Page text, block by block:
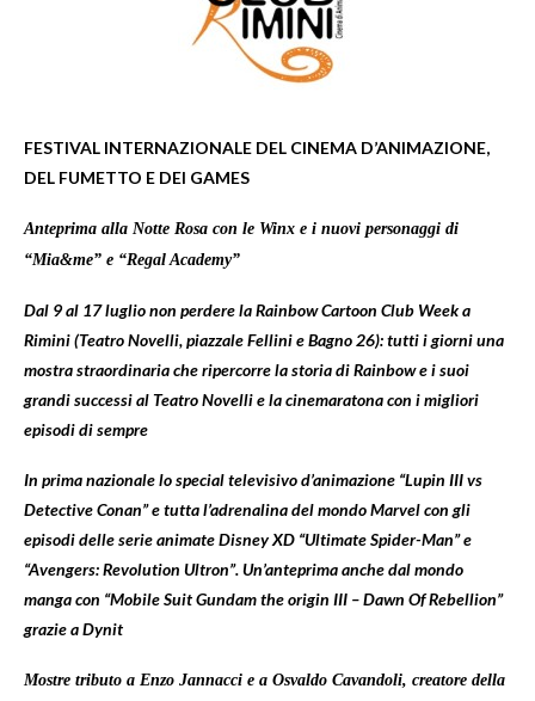
FESTIVAL INTERNAZIONALE DEL CINEMA D’ANIMAZIONE,
DEL FUMETTO E DEI GAMES
Anteprima alla Notte Rosa con le Winx e i nuovi personaggi di
“Mia&me” e “Regal Academy”
Dal 9 al 17 luglio non perdere la Rainbow Cartoon Club Week a
Rimini (Teatro Novelli, piazzale Fellini e Bagno 26): tutti i giorni una
mostra straordinaria che ripercorre la storia di Rainbow e i suoi
grandi successi al Teatro Novelli e lacinemaratona con i migliori
episodi di sempre
In prima nazionale lo special televisivo d’animazione “Lupin III vs
Detective Conan” etutta l’adrenalina del mondo Marvel con gli
episodi delle serie animate Disney XD “Ultimate Spider-Man” e
“Avengers: Revolution Ultron”. Un’anteprima anche dal mondo
manga con “Mobile Suit Gundam the origin III – Dawn Of Rebellion”
grazie a Dynit
Mostre tributo a Enzo Jannacci e a Osvaldo Cavandoli, creatore della